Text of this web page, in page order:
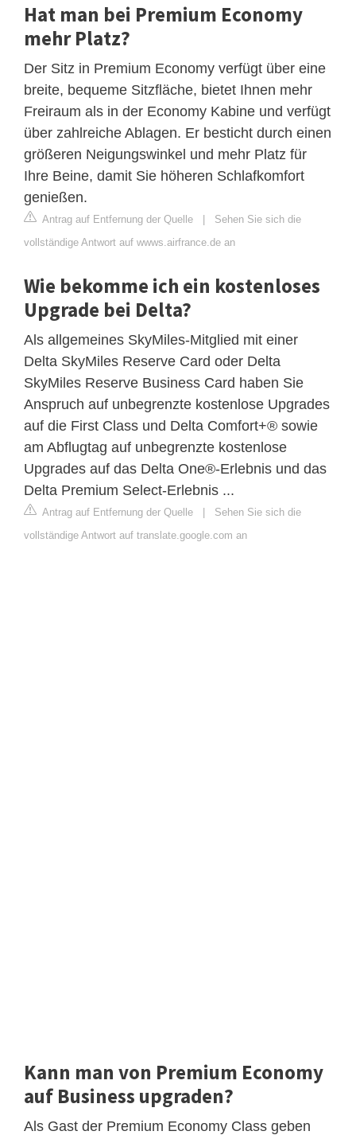
Hat man bei Premium Economy
mehr Platz?
Der Sitz in Premium Economy verfügt über eine
breite, bequeme Sitzfläche, bietet Ihnen mehr
Freiraum als in der Economy Kabine und verfügt
über zahlreiche Ablagen. Er besticht durch einen
größeren Neigungswinkel und mehr Platz für
Ihre Beine, damit Sie höheren Schlafkomfort
genießen.
Antrag auf Entfernung der Quelle | Sehen Sie sich die
vollständige Antwort auf wwws.airfrance.de an
Wie bekomme ich ein kostenloses
Upgrade bei Delta?
Als allgemeines SkyMiles-Mitglied mit einer
Delta SkyMiles Reserve Card oder Delta
SkyMiles Reserve Business Card haben Sie
Anspruch auf unbegrenzte kostenlose Upgrades
auf die First Class und Delta Comfort+® sowie
am Abflugtag auf unbegrenzte kostenlose
Upgrades auf das Delta One®-Erlebnis und das
Delta Premium Select-Erlebnis ...
Antrag auf Entfernung der Quelle | Sehen Sie sich die
vollständige Antwort auf translate.google.com an
Kann man von Premium Economy
auf Business upgraden?
Als Gast der Premium Economy Class geben